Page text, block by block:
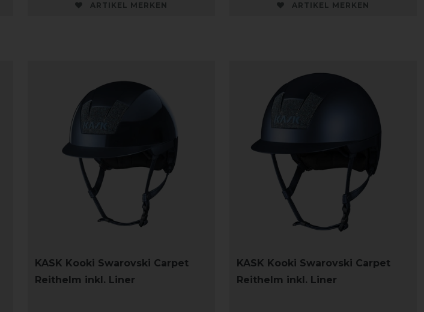
ARTIKEL MERKEN ARTIKEL MERKEN
KASK Kooki Swarovski Carpet
Reithelm inkl. Liner
KASK Kooki Swarovski Carpet
Reithelm inkl. Liner